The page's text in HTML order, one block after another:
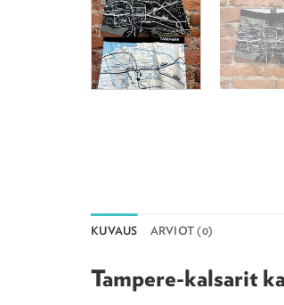
KUVAUS ARVIOT (0)
Tampere-kalsarit